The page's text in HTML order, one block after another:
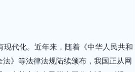
代化。近年来，随着《中华人民共和
》等法律法规陆续颁布，我国正从网